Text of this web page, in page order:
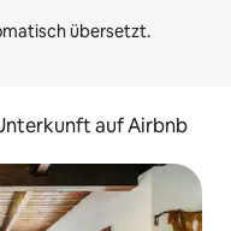
auf Airbnb